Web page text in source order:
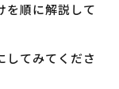
を順に解説して
してみてくださ